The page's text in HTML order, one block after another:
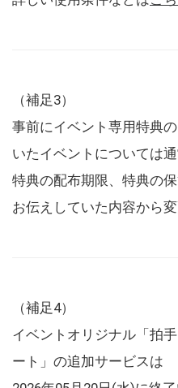
（補足3）
事前にイベント専用特典
いたイベントについては
特典の配布期限、特典の
お伝えしていた内容から変
（補足4）
イベントオリジナル「拍
ート」の追加サービスは